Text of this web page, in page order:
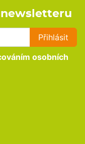
Přihlásit
osobních